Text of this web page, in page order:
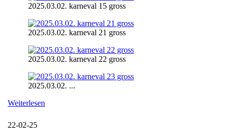
2025.03.02. karneval 15 gross
2025.03.02. karneval 21 gross
2025.03.02. karneval 22 gross
2025.03.02. ...
Weiterlesen
22-02-25